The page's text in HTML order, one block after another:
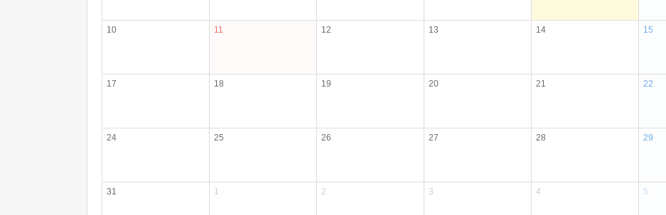
10 11 12 13 14 15
17 18 19 20 21 22
24 25 26 27 28 29
31 1 2 3 4 5